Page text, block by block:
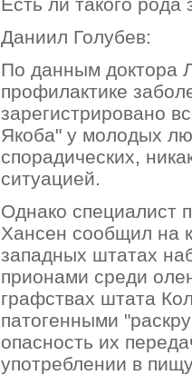
Даниил Голубев:
По данным доктора
профилактике
зарегистрировано
Якоба" у молодых
спорадических,
ситуацией.
Однако специалист
Хансен сообщил на
западных штатах
прионами среди
графствах штата
патогенными
опасность их
употреблении в